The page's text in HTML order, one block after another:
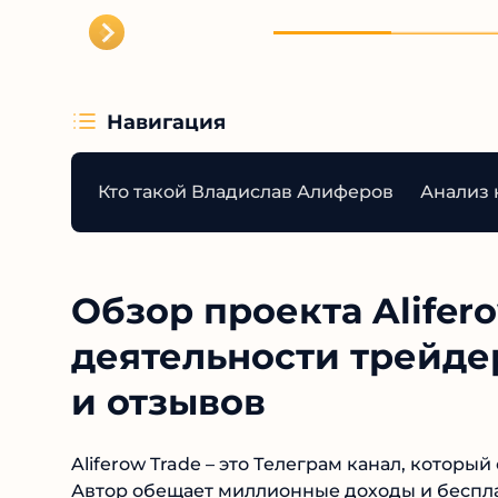
Навигация
Кто такой Владислав Алиферов Анализ
Обзор проекта
деятельности
и отзывов
Aliferow Trade – это Телеграм канал,
недавно. Автор обещает миллионные